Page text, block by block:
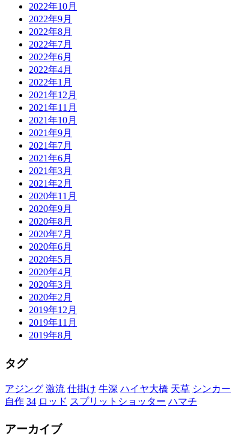
2022年10月
2022年9月
2022年8月
2022年7月
2022年6月
2022年4月
2022年1月
2021年12月
2021年11月
2021年10月
2021年9月
2021年7月
2021年6月
2021年3月
2021年2月
2020年11月
2020年9月
2020年8月
2020年7月
2020年6月
2020年5月
2020年4月
2020年3月
2020年2月
2019年12月
2019年11月
2019年8月
タグ
アジング 激流 仕掛け 牛深 ハイヤ大橋 天草 シンカー
自作 34 ロッド スプリットショッター ハマチ
アーカイブ